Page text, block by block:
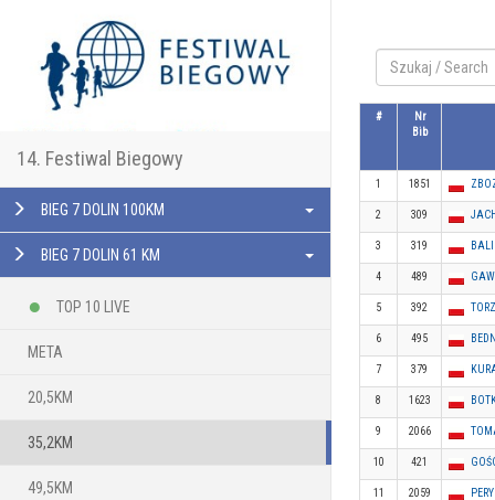
14. Festiwal Biegowy
BIEG 7 DOLIN 100KM
BIEG 7 DOLIN 61 KM
TOP 10 LIVE
META
20,5KM
35,2KM
49,5KM
#
Nr
Bib
1 1851
2 309
3 319
4 489
5 392
6 495
7 379
8 1623
9 2066
10 421
11 2059